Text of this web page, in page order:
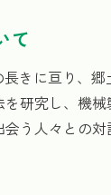
て
きに亘り、
研究し、機
う人々との